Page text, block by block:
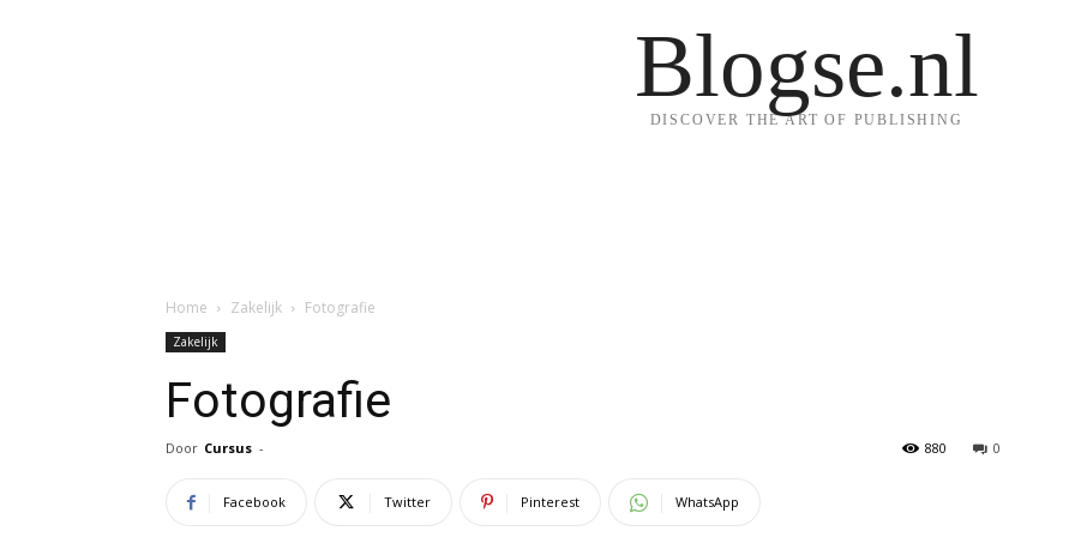
Blogse.nl
DISCOVER THE ART OF PUBLISHING
Home Zakelijk Fotografie
Zakelijk
Fotografie
Door Cursus - 0
880
Facebook Twitter Pinterest WhatsApp